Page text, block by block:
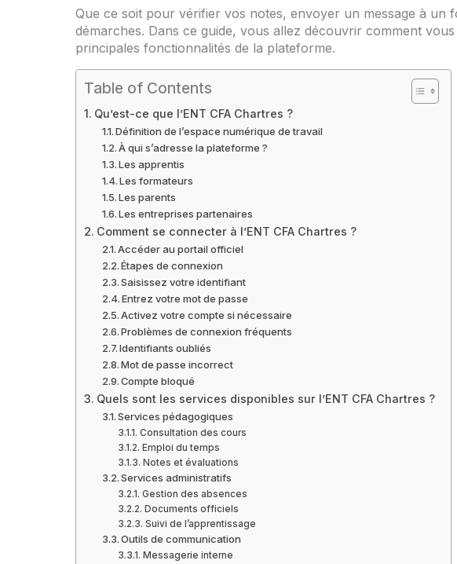
Que ce soit pour vérifier vos notes, envoyer un message à
démarches. Dans ce guide, vous allez découvrir comment
principales fonctionnalités de la plateforme.
Table of Contents
Qu’est-ce que l’ENT CFA Chartres ?
Définition de l’espace numérique de travail
À qui s’adresse la plateforme ?
Les apprentis
Les formateurs
Les parents
Les entreprises partenaires
Comment se connecter à l’ENT CFA Chartres ?
Accéder au portail officiel
Étapes de connexion
Saisissez votre identifiant
Entrez votre mot de passe
Activez votre compte si nécessaire
Problèmes de connexion fréquents
Identifiants oubliés
Mot de passe incorrect
Compte bloqué
Quels sont les services disponibles sur l’ENT CFA Chartres ?
Services pédagogiques
Consultation des cours
Emploi du temps
Notes et évaluations
Services administratifs
Gestion des absences
Documents officiels
Suivi de l’apprentissage
Outils de communication
Messagerie interne